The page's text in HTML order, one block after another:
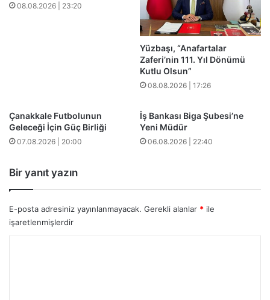
08.08.2026 | 23:20
Yüzbaşı, “Anafartalar
Zaferi’nin 111. Yıl Dönümü
Kutlu Olsun”
08.08.2026 | 17:26
Çanakkale Futbolunun
Geleceği İçin Güç Birliği
07.08.2026 | 20:00
İş Bankası Biga Şubesi’ne
Yeni Müdür
06.08.2026 | 22:40
Bir yanıt yazın
E-posta adresiniz yayınlanmayacak. Gerekli alanlar * ile
işaretlenmişlerdir